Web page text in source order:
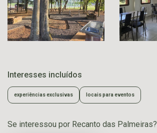
Interesses incluídos
experiências exclusivas locais para eventos
Se interessou por Recanto das Palmeiras?